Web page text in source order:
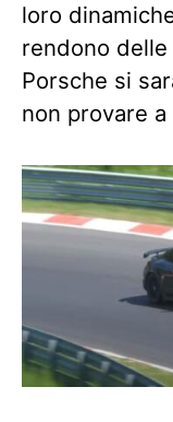
loro
rendono
Porsche si
non provare a